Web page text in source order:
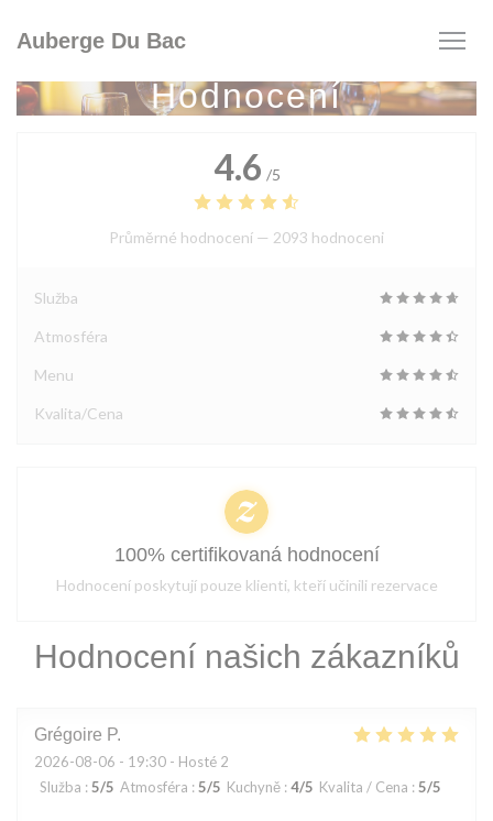
Auberge Du Bac
Hodnocení
Hodnocení našich zákazníků
Grégoire P
2026-08-06 - 19:30 - Hosté 2
Služba : 5/5 Atmosféra : 5/5 Kuchyně : 4/5 Kvalita / Cena : 5/5
4.6 /5
Průměrné hodnocení — 2093 hodnoceni
Služba
Atmosféra
Menu
Kvalita/Cena
100% certifikovaná hodnocení
Hodnocení poskytují pouze klienti, kteří učinili rezervace